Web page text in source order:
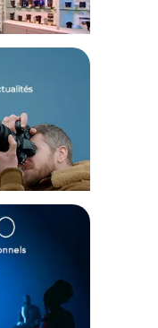
Zip 15L Eclipse -
24H vers un point
valable uniquement
20Kg.
au panier, basé
calculés dans le